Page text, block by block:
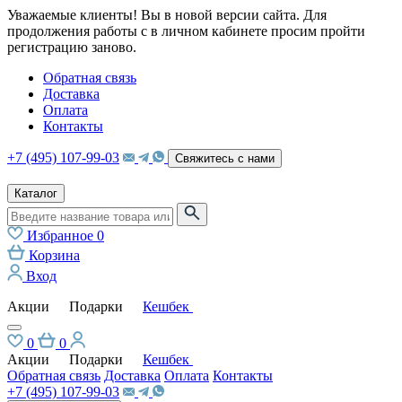
Уважаемые клиенты! Вы в новой версии сайта. Для
продолжения работы с в личном кабинете просим пройти
регистрацию заново.
Обратная связь
Доставка
Оплата
Контакты
+7 (495) 107-99-03 Свяжитесь с нами
Каталог
Избранное 0
Корзина
Вход
Акции
Подарки Кешбек
0
0
Акции
Подарки
Кешбек
Обратная связь Доставка Оплата Контакты
+7 (495) 107-99-03